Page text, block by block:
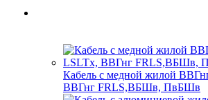
Кабель с медной жилой
ВВГнг FRLS,ВБШв, ПвБШв